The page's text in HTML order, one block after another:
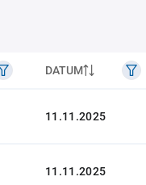
DATUM
11.11.2025
11.11.2025